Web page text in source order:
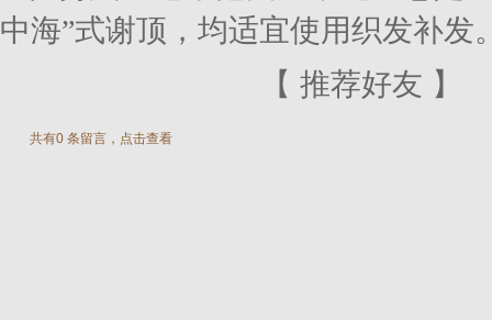
中海”式谢顶，均适宜使用织发补发
【 推荐好友 】
共有0 条留言，点击查看